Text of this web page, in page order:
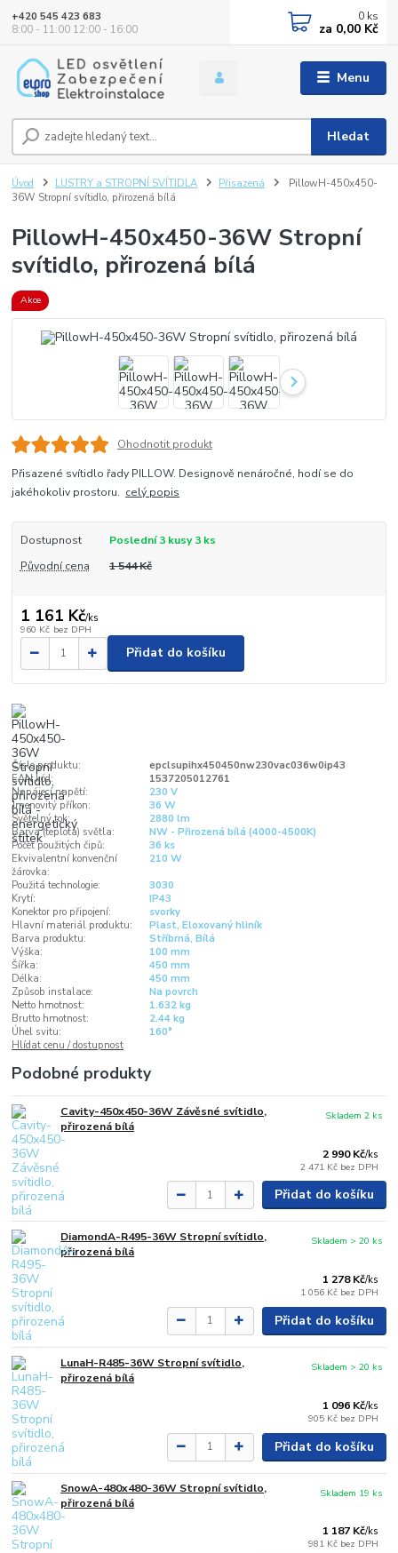
Menu
Hledat
+420 545 423 683
8:00 - 11:00 12:00 - 16:00
0 ks
za 0,00 Kč
Úvod LUSTRY a STROPNÍ SVÍTIDLA Přisazená
PillowH-450x450-
36W Stropní svítidlo, přirozená bílá
PillowH-450x450-36W Stropní
svítidlo, přirozená bílá
Akce
Ohodnotit produkt
Přisazené svítidlo řady PILLOW. Designově nenáročné, hodí se do
jakéhokoliv prostoru. celý popis
Dostupnost
Poslední 3 kusy 3 ks
Původní cena
1 544 Kč
1 161 Kč/ks
960 Kč bez DPH
Přidat do košíku
Číslo produktu:
epclsupihx450450nw230vac036w0ip43
EAN kód:
1537205012761
Napájecí napětí:
230 V
Jmenovitý příkon:
36 W
Světelný tok:
2880 lm
Barva (teplota) světla:
NW - Přirozená bílá (4000-4500K)
Počet použitých čipů:
36 ks
Ekvivalentní konvenční
žárovka:
210 W
Použitá technologie:
3030
Krytí:
IP43
Konektor pro připojení:
svorky
Hlavní materiál produktu:
Plast, Eloxovaný hliník
Barva produktu:
Stříbrná, Bílá
Výška:
100 mm
Šířka:
450 mm
Délka:
450 mm
Způsob instalace:
Na povrch
Netto hmotnost:
1.632 kg
Brutto hmotnost:
2.44 kg
Úhel svitu:
160°
Hlídat cenu / dostupnost
Podobné produkty
Cavity-450x450-36W Závěsné svítidlo,
přirozená bílá
2 990 Kč/ks
2 471 Kč bez DPH
Skladem 2 ks
Přidat do košíku
DiamondA-R495-36W Stropní svítidlo,
přirozená bílá
1 278 Kč/ks
1 056 Kč bez DPH
Skladem > 20 ks
Přidat do košíku
LunaH-R485-36W Stropní svítidlo,
přirozená bílá
1 096 Kč/ks
905 Kč bez DPH
Skladem > 20 ks
Přidat do košíku
SnowA-480x480-36W Stropní svítidlo,
přirozená bílá
1 187 Kč/ks
981 Kč bez DPH
Skladem 19 ks